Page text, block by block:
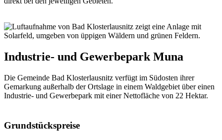
Industrie- und Gewerbepark Muna
Die Gemeinde Bad Klosterlausnitz verfügt im Südosten ihrer
Gemarkung außerhalb der Ortslage in einem Waldgebiet über einen
Industrie- und Gewerbepark mit einer Nettofläche von 22 Hektar.
Grundstückspreise